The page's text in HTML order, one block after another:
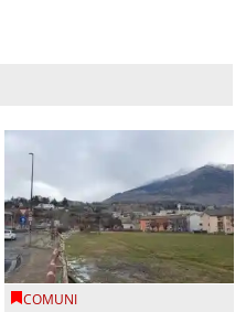
COMUNI